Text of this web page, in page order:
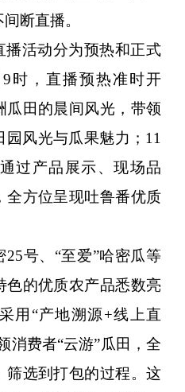
断直播。
播活动分为预热和正式
9时，直播预热准时开
瓜田的晨间风光，带领
风光与瓜果魅力；11
过产品展示、现场品
全方位呈现吐鲁番优质
25号、“至爱”哈密瓜等
色的优质农产品悉数亮
用“产地溯源+线上直
消费者“云游”瓜田，全
筛选到打包的过程。这